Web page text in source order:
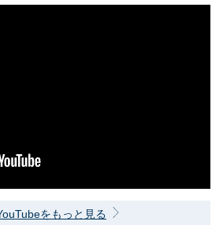
をもっと見る